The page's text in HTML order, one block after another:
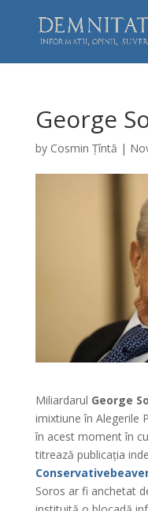
George
by Cosmin Țîntă |
Miliardarul George
imixtiune în Alegerile
în acest moment în
titrează publicația
Soros ar fi anchetat